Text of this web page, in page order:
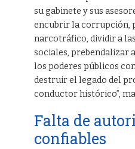
su gabinete y sus
encubrir la corrupción,
narcotráfico, dividir a
sociales, prebendalizar
los poderes públicos
destruir el legado del
conductor histórico”,
Falta de
confiables